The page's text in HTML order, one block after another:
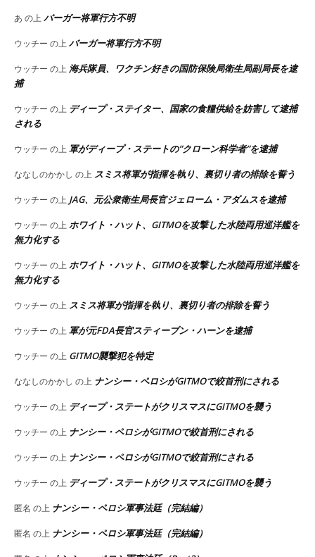
あ の上 バーガー将軍行方不明
ウッチー の上 バーガー将軍行方不明
ウッチー の上 海兵隊員、ワクチン好きの国防保険局衛生局副局長を逮
捕
ウッチー の上 ディープ・ステイター、国家の食糧供給を妨害して逮捕
される
ウッチー の上 軍がディープ・ステートの”クローン科学者”を逮捕
ななしのかかし の上 スミス将軍が指揮を執り、裏切り者の排除を誓う
ウッチー の上 JAG、元公衆衛生局長官ジェローム・アダムスを逮捕
ウッチー の上 ホワイト・ハット、GITMOを攻撃した水陸両用巡洋艦を
無力化する
ウッチー の上 ホワイト・ハット、GITMOを攻撃した水陸両用巡洋艦を
無力化する
ウッチー の上 スミス将軍が指揮を執り、裏切り者の排除を誓う
ウッチー の上 軍が元FDA長官スティーブン・ハーンを逮捕
ウッチー の上 GITMO襲撃犯を特定
ななしのかかし の上 ナンシー・ペロシがGITMOで絞首刑にされる
ウッチー の上 ディープ・ステートがクリスマスにGITMOを襲う
ウッチー の上 ナンシー・ペロシがGITMOで絞首刑にされる
ウッチー の上 ナンシー・ペロシがGITMOで絞首刑にされる
ウッチー の上 ディープ・ステートがクリスマスにGITMOを襲う
匿名 の上 ナンシー・ペロシ軍事法廷（完結編）
匿名 の上 ナンシー・ペロシ軍事法廷（完結編）